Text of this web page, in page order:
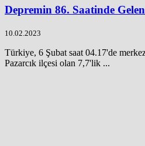
Depremin 86. Saatinde
10.02.2023
Türkiye, 6 Şubat saat 04.17'de
Pazarcık ilçesi olan 7,7'lik ...